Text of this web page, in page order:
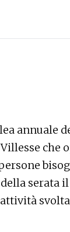
annuale
che
serata